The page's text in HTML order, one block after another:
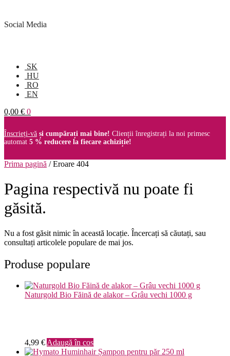
Social Media
SK
HU
RO
EN
0,00 € 0
Înscrieți-vă și cumpărați mai bine! Clienții înregistrați la noi primesc
automat 5 % reducere la fiecare achiziție!
Prima pagină /Eroare 404
Pagina respectivă nu poate fi
găsită.
Nu a fost găsit nimic în această locație. Încercați să căutați, sau
consultați articolele populare de mai jos.
Produse populare
Naturgold Bio Făină de alakor – Grâu vechi 1000 g
4,99 € Adaugă în coș